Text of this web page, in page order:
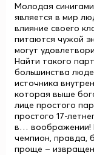
Молодая
является в мир
влияние своего
питаются чужой
могут
Найти такого
большинства
источника
которая выше
лице простого
простого 17-
в… воображении!
чемпион, правда,
проще –